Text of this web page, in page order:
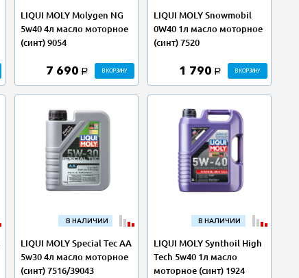
LIQUI MOLY Molygen NG
5w40 4л масло моторное
(синт) 9054
7 690 a В КОРЗИНУ
LIQUI MOLY Snowmobil
0W40 1л масло моторное
(синт) 7520
1 790 a В КОРЗИНУ
В НАЛИЧИИ
LIQUI MOLY Special Tec AA
5w30 4л масло моторное
(синт) 7516/39043
В НАЛИЧИИ
LIQUI MOLY Synthoil High
Tech 5w40 1л масло
моторное (синт) 1924